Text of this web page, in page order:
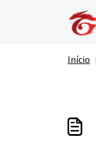
Início